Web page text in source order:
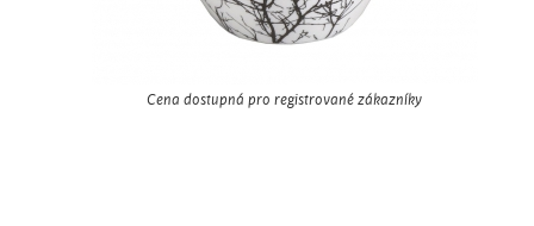
Cena dostupná pro registrované zákazníky